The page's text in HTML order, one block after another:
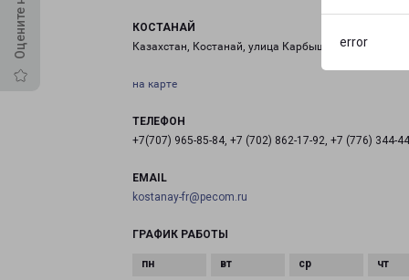
error
КОСТАНАЙ
Казахстан, Костанай, улица Карбышева, 34
на карте
ТЕЛЕФОН
+7(707) 965-85-84, +7 (702) 862-17-92, +7 (776) 344-
EMAIL
kostanay-fr@pecom.ru
ГРАФИК РАБОТЫ